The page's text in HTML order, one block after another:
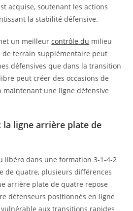
acquise, soutenant les actions
la stabilité défensive.
un meilleurcontrôle du milieu
terrain supplémentaire peut
défensives que dans la transition
peut créer des occasions de
maintenant une ligne défensive
la ligne arrière plate de
libéro dans une formation 3-1-4-2
de quatre, plusieurs différences
arrière plate de quatre repose
défenseurs positionnés en ligne
aux transitions rapides